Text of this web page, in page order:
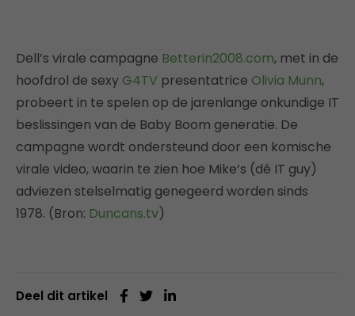
Dell’s virale campagne Betterin2008.com, met in de
hoofdrol de sexy G4TV presentatrice Olivia Munn,
probeert in te spelen op de jarenlange onkundige IT
beslissingen van de Baby Boom generatie. De
campagne wordt ondersteund door een komische
virale video, waarin te zien hoe Mike’s (dé IT guy)
adviezen stelselmatig genegeerd worden sinds
1978. (Bron: Duncans.tv)
Deel dit artikel